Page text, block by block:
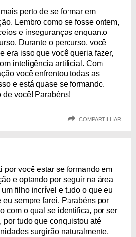
perto de se formar em
Lembro como se fosse ontem,
e inseguranças enquanto
Durante o percurso, você
era isso que você queria fazer,
inteligência artificial. Com
você enfrentou todas as
e está quase se formando.
de você! Parabéns!
COMPARTILHAR
por você estar se formando em
e optando por seguir na área
filho incrível e tudo o que eu
eu sempre farei. Parabéns por
com o qual se identifica, por ser
por tudo que conquistou até
surgirão naturalmente,